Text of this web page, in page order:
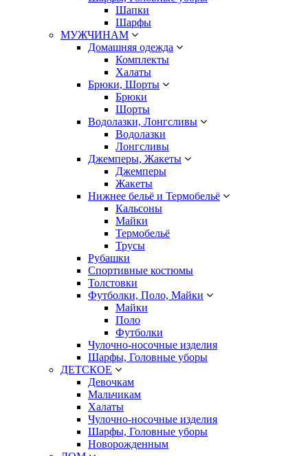
Шапки
Шарфы
МУЖЧИНАМ
Домашняя одежда
Комплекты
Халаты
Брюки, Шорты
Брюки
Шорты
Водолазки, Лонгсливы
Водолазки
Лонгсливы
Джемперы, Жакеты
Джемперы
Жакеты
Нижнее бельё и Термобельё
Кальсоны
Майки
Термобельё
Трусы
Рубашки
Спортивные костюмы
Толстовки
Футболки, Поло, Майки
Майки
Поло
Футболки
Чулочно-носочные изделия
Шарфы, Головные уборы
ДЕТСКОЕ
Девочкам
Мальчикам
Халаты
Чулочно-носочные изделия
Шарфы, Головные уборы
Новорожденным